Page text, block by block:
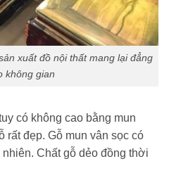
xuất đồ nội thất mang lại đẳng
không gian
có không cao bằng mun
rất đẹp. Gỗ mun vân sọc có
Chất gỗ dẻo đồng thời